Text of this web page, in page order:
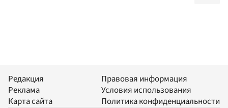
Редакция
Реклама
Карта сайта
Правовая информация
Условия использования
Политика конфиденциальности